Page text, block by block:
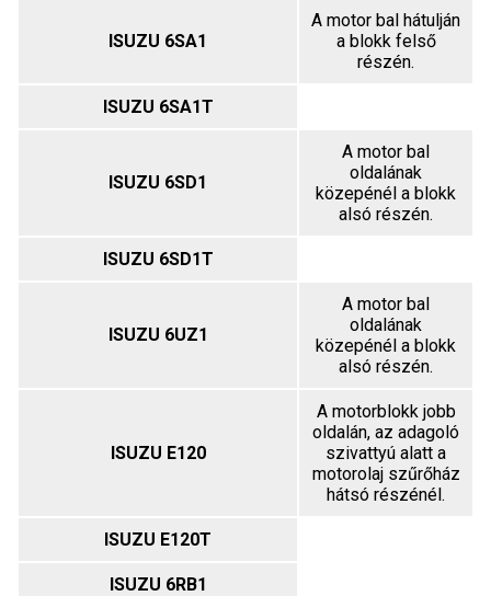
ISUZU 6SA1
A motor bal hátulján
a blokk felső
részén.
ISUZU 6SA1T
ISUZU 6SD1
A motor bal
oldalának
közepénél a blokk
alsó részén.
ISUZU 6SD1T
ISUZU 6UZ1
A motor bal
oldalának
közepénél a blokk
alsó részén.
ISUZU E120
A motorblokk jobb
oldalán, az adagoló
szivattyú alatt a
motorolaj szűrőház
hátsó részénél.
ISUZU E120T
ISUZU 6RB1